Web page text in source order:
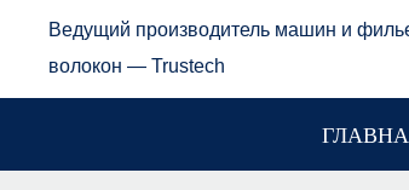
Ведущий производитель машин и
волокон — Trustech